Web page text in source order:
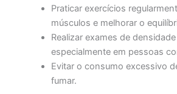
Praticar exercícios
músculos e melhorar o
Realizar exames de
especialmente em pessoas
Evitar o consumo excessivo
fumar.